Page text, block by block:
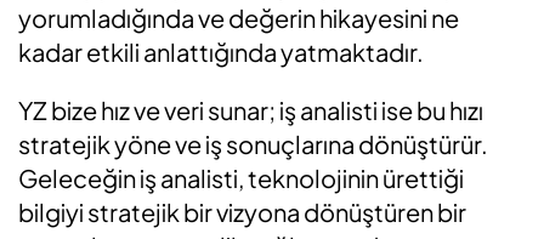
yorumladığında ve değerin hikayesini ne
kadar etkili anlattığında yatmaktadır.
YZ bize hız ve veri sunar; iş analisti ise bu hızı
stratejik yöne ve iş sonuçlarına dönüştürür.
Geleceğin iş analisti, teknolojinin ürettiği
bilgiyi stratejik bir vizyona dönüştüren bir